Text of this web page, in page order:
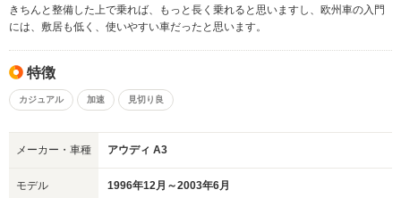
きちんと整備した上で乗れば、もっと長く乗れると思いますし、欧州車の入門
には、敷居も低く、使いやすい車だったと思います。
特徴
カジュアル 加速 見切り良
メーカー・車種 アウディ A3
モデル 1996年12月～2003年6月